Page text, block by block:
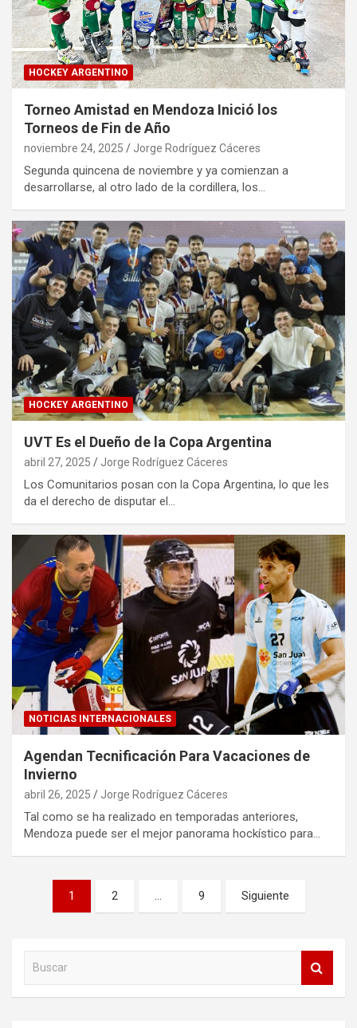
HOCKEY ARGENTINO
Torneo Amistad en Mendoza Inició los
Torneos de Fin de Año
noviembre 24, 2025 Jorge Rodríguez Cáceres
Segunda quincena de noviembre y ya comienzan a
desarrollarse, al otro lado de la cordillera, los…
HOCKEY ARGENTINO
UVT Es el Dueño de la Copa Argentina
abril 27, 2025 Jorge Rodríguez Cáceres
Los Comunitarios posan con la Copa Argentina, lo que les
da el derecho de disputar el…
NOTICIAS INTERNACIONALES
Agendan Tecnificación Para Vacaciones de
Invierno
abril 26, 2025 Jorge Rodríguez Cáceres
Tal como se ha realizado en temporadas anteriores,
Mendoza puede ser el mejor panorama hockístico para…
Paginación
1 2 … 9 Siguiente